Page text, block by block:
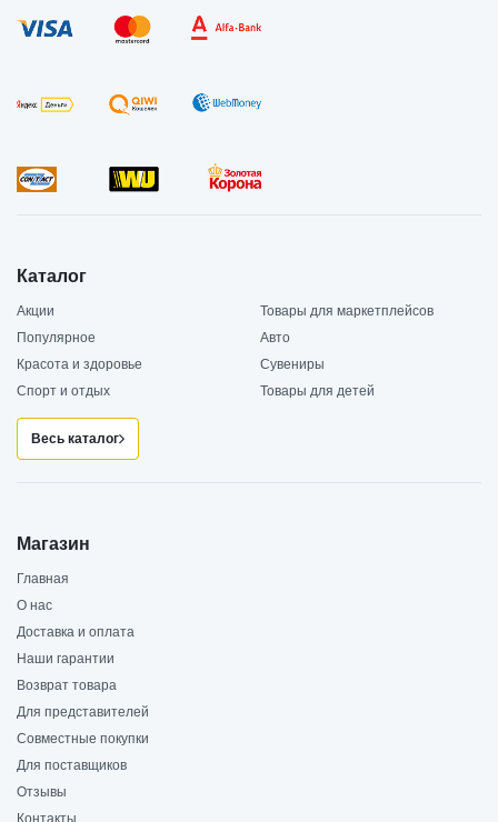
Каталог
Акции
Товары для маркетплейсов
Популярное
Авто
Красота и здоровье
Сувениры
Спорт и отдых
Товары для детей
Весь каталог
Магазин
Главная
О нас
Доставка и оплата
Наши гарантии
Возврат товара
Для представителей
Совместные покупки
Для поставщиков
Отзывы
Контакты